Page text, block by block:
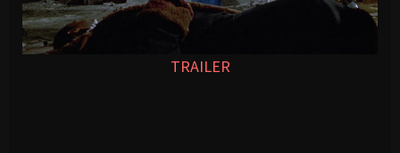
TRAILER